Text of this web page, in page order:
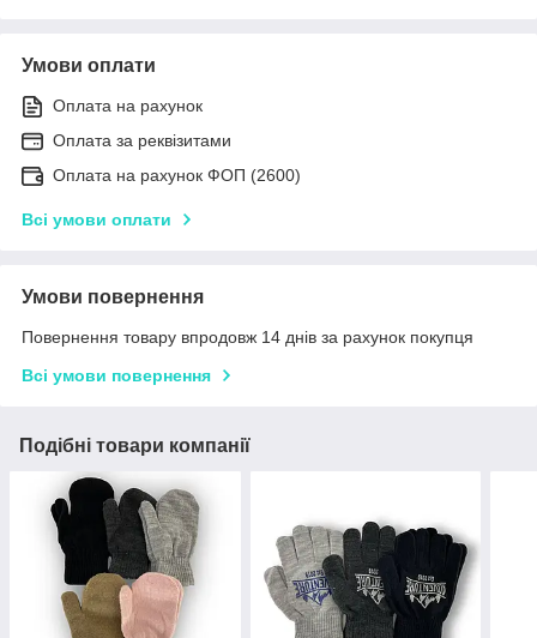
Умови оплати
Оплата на рахунок
Оплата за реквізитами
Оплата на рахунок ФОП (2600)
Всі умови оплати
Умови повернення
Повернення товару впродовж 14 днів за рахунок покупця
Всі умови повернення
Подібні товари компанії